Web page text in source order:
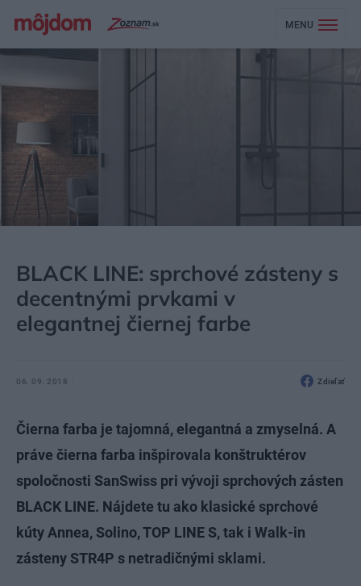
MENU
BLACK LINE: sprchové zásteny s
decentnými prvkami v
elegantnej čiernej farbe
06. 09. 2018 Zdieľať
Čierna farba je tajomná, elegantná a zmyselná. A
práve čierna farba inšpirovala konštruktérov
spoločnosti SanSwiss pri vývoji sprchových zásten
BLACK LINE. Nájdete tu ako klasické sprchové
kúty Annea, Solino, TOP LINE S, tak i Walk-in
zásteny STR4P s netradičnými sklami.